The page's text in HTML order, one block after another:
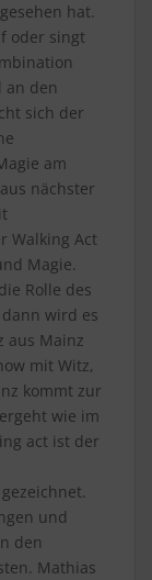
hat.
oder singt
an den
sich der
am
nächster
Walking Act
Magie.
Rolle des
wird es
aus Mainz
mit Witz,
kommt zur
wie im
act ist der
und
den
Mathias